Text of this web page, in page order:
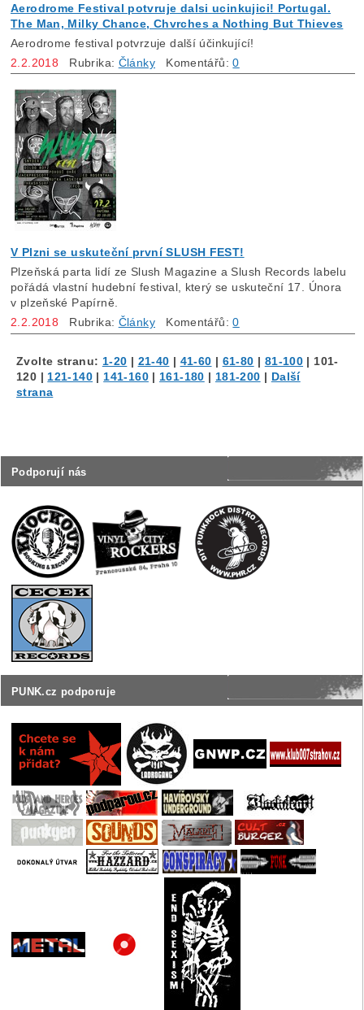
Podporují nás
PUNK.cz podporuje
Aerodrome Festival potvruje dalsi ucinkujici! Portugal.
The Man, Milky Chance, Chvrches a Nothing But Thieves
Aerodrome festival potvrzuje další účinkující!
2.2.2018 Rubrika: Články Komentářů:0
V Plzni se uskuteční první SLUSH FEST!
Plzeňská parta lidí ze Slush Magazine a Slush Records labelu
pořádá vlastní hudební festival, který se uskuteční 17. Února
v plzeňské Papírně.
2.2.2018 Rubrika: Články Komentářů:0
Zvolte stranu: 1-20 | 21-40 | 41-60 | 61-80 | 81-100 | 101-
120 | 121-140 | 141-160| 161-180 | 181-200 | Další
strana